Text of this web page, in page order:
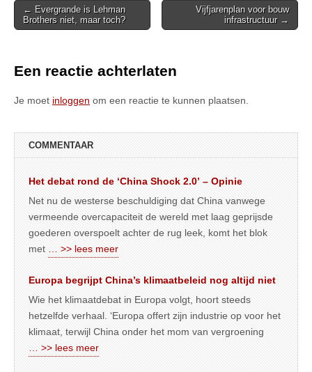
Post
navigation
← Evergrande is Lehman
Brothers niet, maar toch?
Vijfjarenplan voor bouw
infrastructuur →
Een reactie achterlaten
Je moet inloggen om een reactie te kunnen plaatsen.
COMMENTAAR
Het debat rond de ‘China Shock 2.0’ – Opinie
Net nu de westerse beschuldiging dat China vanwege
vermeende overcapaciteit de wereld met laag geprijsde
goederen overspoelt achter de rug leek, komt het blok
met
… >> lees meer
Europa begrijpt China’s klimaatbeleid nog altijd niet
Wie het klimaatdebat in Europa volgt, hoort steeds
hetzelfde verhaal. ‘Europa offert zijn industrie op voor het
klimaat, terwijl China onder het mom van vergroening
… >> lees meer